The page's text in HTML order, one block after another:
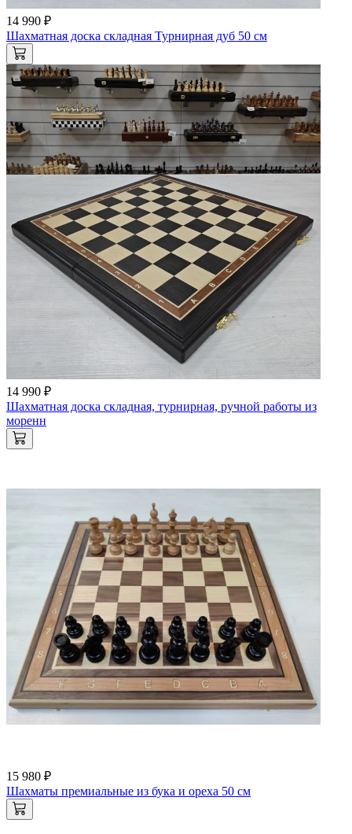
14 990 ₽
Шахматная доска складная Турнирная дуб 50 см
14 990 ₽
Шахматная доска складная, турнирная, ручной работы из
моренн
15 980 ₽
Шахматы премиальные из бука и ореха 50 см